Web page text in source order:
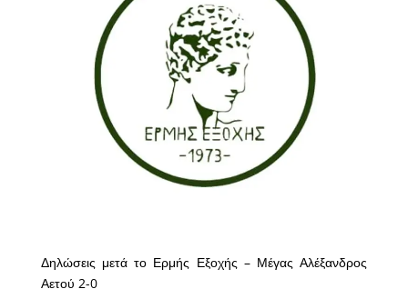
Δηλώσεις μετά το Ερμής Εξοχής – Μέγας Αλέξανδρος
Αετού 2-0